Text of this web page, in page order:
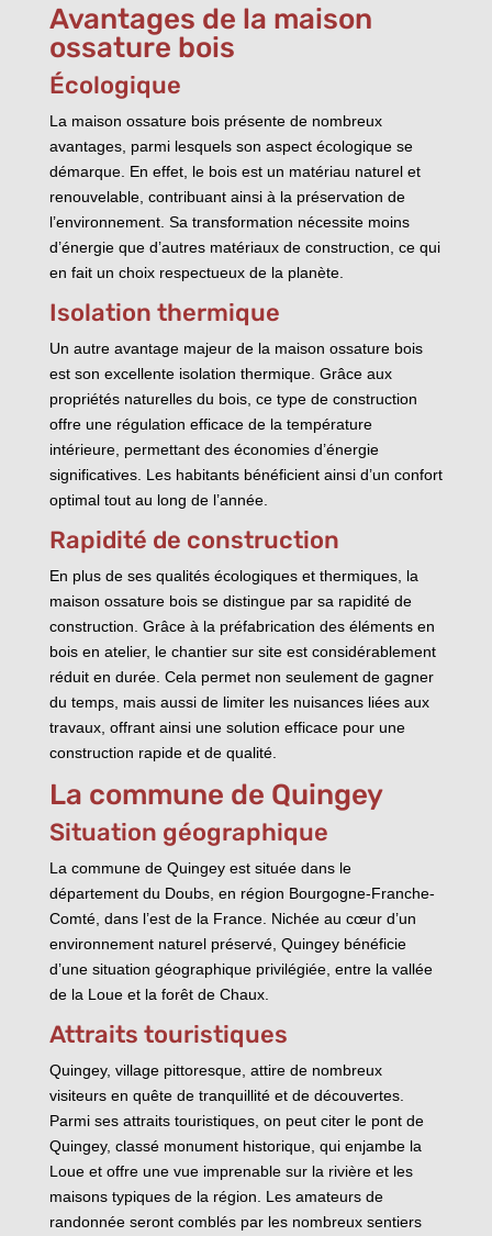
Avantages de la maison
ossature bois
Écologique
La maison ossature bois présente de nombreux
avantages, parmi lesquels son aspect écologique se
démarque. En effet, le bois est un matériau naturel et
renouvelable, contribuant ainsi à la préservation de
l’environnement. Sa transformation nécessite moins
d’énergie que d’autres matériaux de construction, ce qui
en fait un choix respectueux de la planète.
Isolation thermique
Un autre avantage majeur de la maison ossature bois
est son excellente isolation thermique. Grâce aux
propriétés naturelles du bois, ce type de construction
offre une régulation efficace de la température
intérieure, permettant des économies d’énergie
significatives. Les habitants bénéficient ainsi d’un confort
optimal tout au long de l’année.
Rapidité de construction
En plus de ses qualités écologiques et thermiques, la
maison ossature bois se distingue par sa rapidité de
construction. Grâce à la préfabrication des éléments en
bois en atelier, le chantier sur site est considérablement
réduit en durée. Cela permet non seulement de gagner
du temps, mais aussi de limiter les nuisances liées aux
travaux, offrant ainsi une solution efficace pour une
construction rapide et de qualité.
La commune de Quingey
Situation géographique
La commune de Quingey est située dans le
département du Doubs, en région Bourgogne-Franche-
Comté, dans l’est de la France. Nichée au cœur d’un
environnement naturel préservé, Quingey bénéficie
d’une situation géographique privilégiée, entre la vallée
de la Loue et la forêt de Chaux.
Attraits touristiques
Quingey, village pittoresque, attire de nombreux
visiteurs en quête de tranquillité et de découvertes.
Parmi ses attraits touristiques, on peut citer le pont de
Quingey, classé monument historique, qui enjambe la
Loue et offre une vue imprenable sur la rivière et les
maisons typiques de la région. Les amateurs de
randonnée seront comblés par les nombreux sentiers